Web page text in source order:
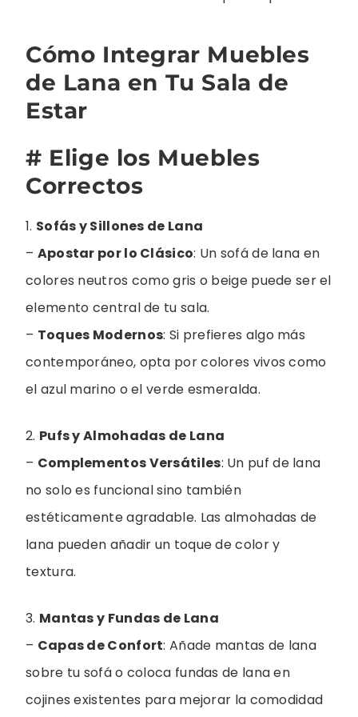
Cómo Integrar Muebles
de Lana en Tu Sala de
Estar
# Elige los Muebles
Correctos
1. Sofás y Sillones de Lana
– Apostar por lo Clásico: Un sofá de lana en
colores neutros como gris o beige puede ser el
elemento central de tu sala.
– Toques Modernos: Si prefieres algo más
contemporáneo, opta por colores vivos como
el azul marino o el verde esmeralda.
2. Pufs y Almohadas de Lana
– Complementos Versátiles: Un puf de lana
no solo es funcional sino también
estéticamente agradable. Las almohadas de
lana pueden añadir un toque de color y
textura.
3. Mantas y Fundas de Lana
– Capas de Confort: Añade mantas de lana
sobre tu sofá o coloca fundas de lana en
cojines existentes para mejorar la comodidad